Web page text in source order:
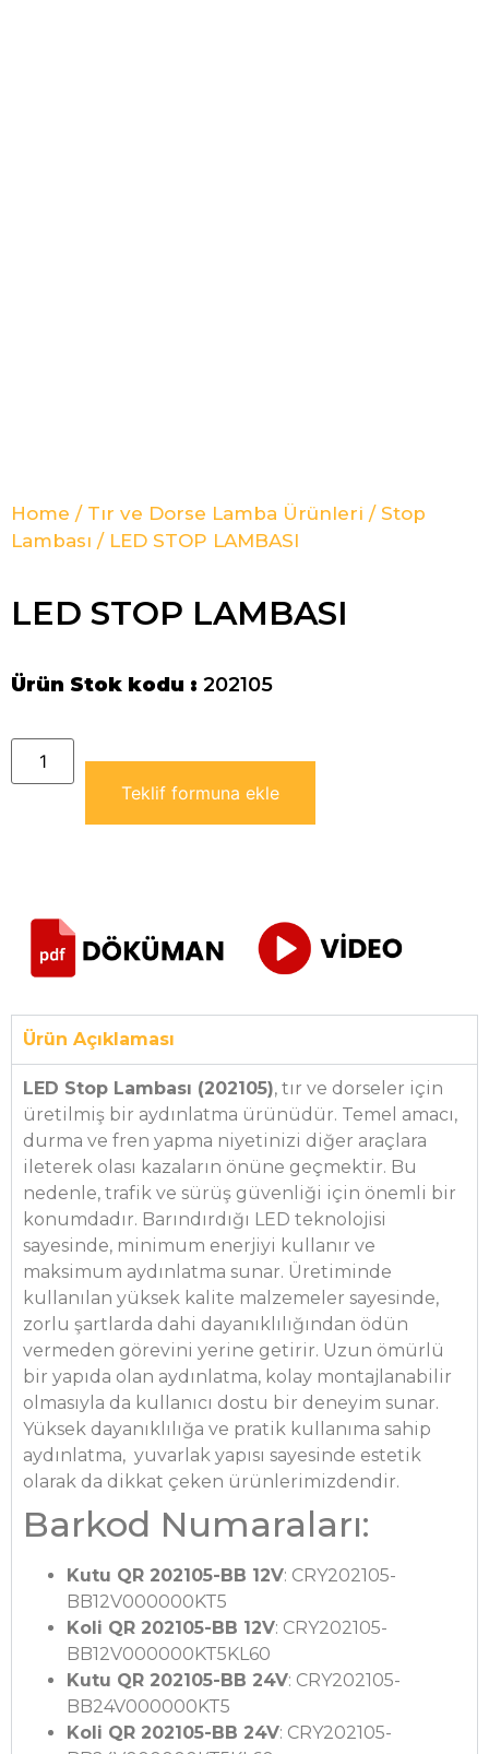
Home / Tır ve Dorse Lamba Ürünleri / Stop
Lambası / LED STOP LAMBASI
LED STOP LAMBASI
Ürün Stok kodu : 202105
Teklif formuna ekle
Ürün Açıklaması
LED Stop Lambası (202105), tır ve dorseler için
üretilmiş bir aydınlatma ürünüdür. Temel amacı,
durma ve fren yapma niyetinizi diğer araçlara
ileterek olası kazaların önüne geçmektir. Bu
nedenle, trafik ve sürüş güvenliği için önemli bir
konumdadır. Barındırdığı LED teknolojisi
sayesinde, minimum enerjiyi kullanır ve
maksimum aydınlatma sunar. Üretiminde
kullanılan yüksek kalite malzemeler sayesinde,
zorlu şartlarda dahi dayanıklılığından ödün
vermeden görevini yerine getirir. Uzun ömürlü
bir yapıda olan aydınlatma, kolay montajlanabilir
olmasıyla da kullanıcı dostu bir deneyim sunar.
Yüksek dayanıklılığa ve pratik kullanıma sahip
aydınlatma, yuvarlak yapısı sayesinde estetik
olarak da dikkat çeken ürünlerimizdendir.
Barkod Numaraları:
Kutu QR 202105-BB 12V: CRY202105-
BB12V000000KT5
Koli QR 202105-BB 12V: CRY202105-
BB12V000000KT5KL60
Kutu QR 202105-BB 24V: CRY202105-
BB24V000000KT5
Koli QR 202105-BB 24V: CRY202105-